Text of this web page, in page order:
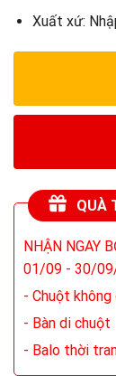
Xuất xứ:
QUÀ
NHẬN NGAY
01/09 - 30/
- Chuột
- Bàn di chuột
- Balo thời